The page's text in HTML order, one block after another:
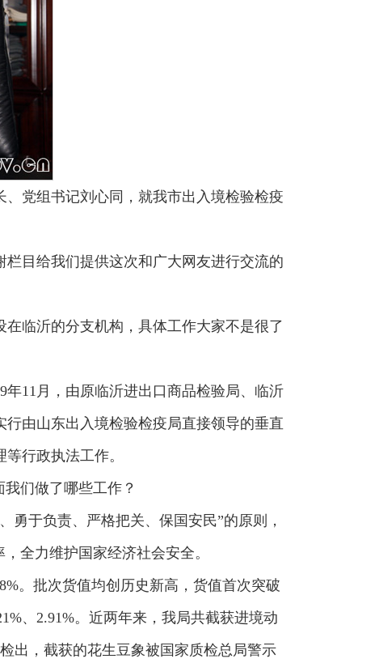
党组书记刘心同，就我市出入境检验检疫
目给我们提供这次和广大网友进行交流的
临沂的分支机构，具体工作大家不是很了
11月，由原临沂进出口商品检验局、临沂
由山东出入境检验检疫局直接领导的垂直
行政执法工作。
们做了哪些工作？
于负责、严格把关、保国安民”的原则，
全力维护国家经济社会安全。
。批次货值均创历史新高，货值首次突破
、2.91%。近两年来，我局共截获进境动
出，截获的花生豆象被国家质检总局警示